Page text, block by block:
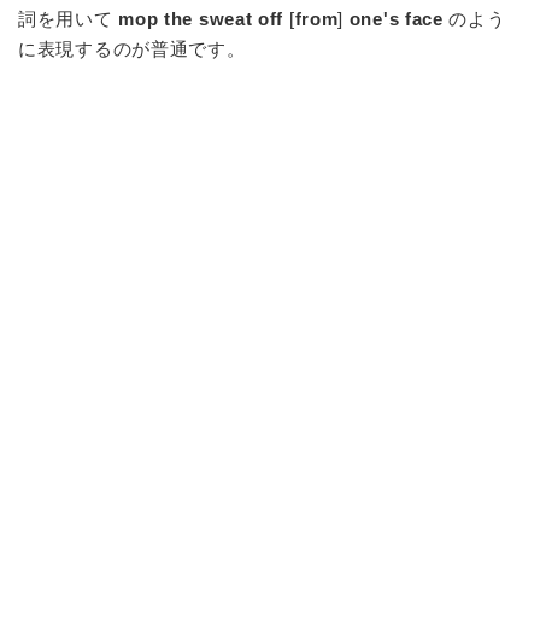
詞を用いて mop the sweat off [from] one's face のよう
に表現するのが普通です。